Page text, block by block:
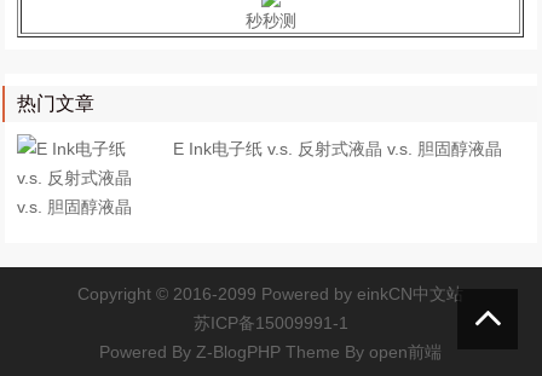
秒秒测
热门文章
E Ink电子纸 v.s. 反射式液晶 v.s. 胆固醇液晶
Copyright © 2016-2099 Powered byeinkCN中文站
苏ICP备15009991-1
Powered By Z-BlogPHP Theme Byopen前端